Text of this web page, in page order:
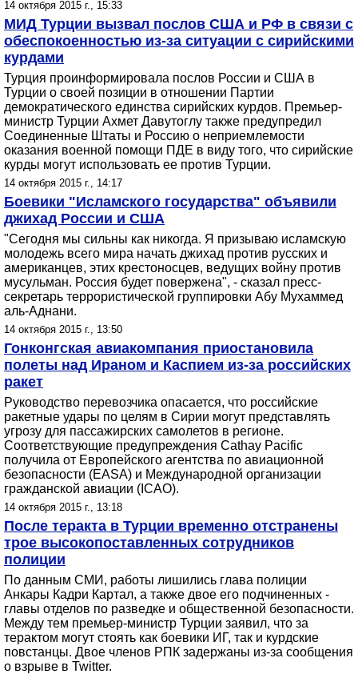
14 октября 2015 г., 15:33
МИД Турции вызвал послов США и РФ в связи с
обеспокоенностью из-за ситуации с сирийскими
курдами
Турция проинформировала послов России и США в
Турции о своей позиции в отношении Партии
демократического единства сирийских курдов. Премьер-
министр Турции Ахмет Давутоглу также предупредил
Соединенные Штаты и Россию о неприемлемости
оказания военной помощи ПДЕ в виду того, что сирийские
курды могут использовать ее против Турции.
14 октября 2015 г., 14:17
Боевики "Исламского государства" объявили
джихад России и США
"Сегодня мы сильны как никогда. Я призываю исламскую
молодежь всего мира начать джихад против русских и
американцев, этих крестоносцев, ведущих войну против
мусульман. Россия будет повержена", - сказал пресс-
секретарь террористической группировки Абу Мухаммед
аль-Аднани.
14 октября 2015 г., 13:50
Гонконгская авиакомпания приостановила
полеты над Ираном и Каспием из-за российских
ракет
Руководство перевозчика опасается, что российские
ракетные удары по целям в Сирии могут представлять
угрозу для пассажирских самолетов в регионе.
Соответствующие предупреждения Cathay Pacific
получила от Европейского агентства по авиационной
безопасности (EASA) и Международной организации
гражданской авиации (ICAO).
14 октября 2015 г., 13:18
После теракта в Турции временно отстранены
трое высокопоставленных сотрудников
полиции
По данным СМИ, работы лишились глава полиции
Анкары Кадри Картал, а также двое его подчиненных -
главы отделов по разведке и общественной безопасности.
Между тем премьер-министр Турции заявил, что за
терактом могут стоять как боевики ИГ, так и курдские
повстанцы. Двое членов РПК задержаны из-за сообщения
о взрыве в Twitter.